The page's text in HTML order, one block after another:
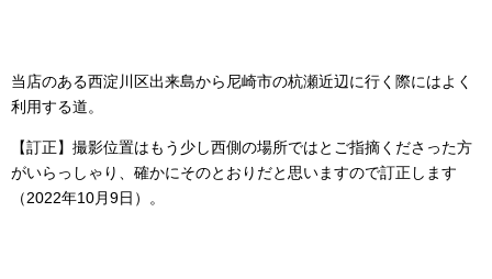
当店のある西淀川区出来島から尼崎市の杭瀬近辺に行く際にはよく
利用する道。
【訂正】撮影位置はもう少し西側の場所ではとご指摘くださった方
がいらっしゃり、確かにそのとおりだと思いますので訂正します
（2022年10月9日）。